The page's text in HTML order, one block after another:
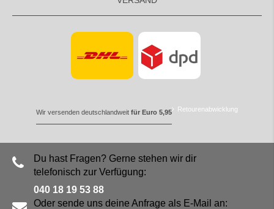
Wir versenden deutschlandweit für Euro 5,95 Retourenabwicklung
Du hast Fragen? Gerne stehen wir dir
telefonisch zur Verfügung:
040 18 19 53 88
Oder sende uns deine Anfrage als E-Mail an: